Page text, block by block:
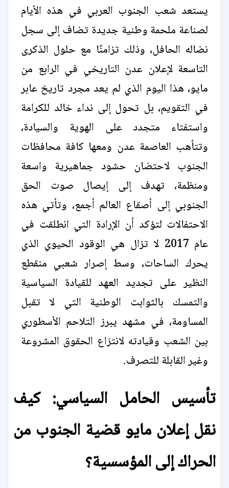
يستعد شعب الجنوب العربي في هذه الأيام
لصناعة ملحمة وطنية جديدة تضاف إلى سجل
نضاله الحافل، وذلك تزامنًا مع حلول الذكرى
التاسعة لإعلان عدن التاريخي في الرابع من
مايو، هذا اليوم الذي لم يعد مجرد تاريخ عابر
في التقويم، بل تحول إلى نداء خالد للكرامة
واستفتاء متجدد على الهوية والسيادة،
وتتأهب العاصمة عدن ومعها كافة محافظات
الجنوب لاحتضان حشود جماهيرية واسعة
ومنظمة، تهدف إلى إيصال صوت الحق
الجنوبي إلى أصقاع العالم أجمع، وتأتي هذه
الاحتفالات لتؤكد أن الإرادة التي انطلقت في
عام 2017 لا تزال هي الوقود الحيوي الذي
يحرك الساحات، وسط إصرار شعبي منقطع
النظير على تجديد العهد للقيادة السياسية
والتمسك بالثوابت الوطنية التي لا تقبل
المساومة، في مشهد يبرز التلاحم الأسطوري
بين الشعب وقيادته لانتزاع الحقوق المشروعة
وغير القابلة للتصرف.
تأسيس الحامل السياسي: كيف
نقل إعلان مايو قضية الجنوب من
الحراك إلى المؤسسية؟